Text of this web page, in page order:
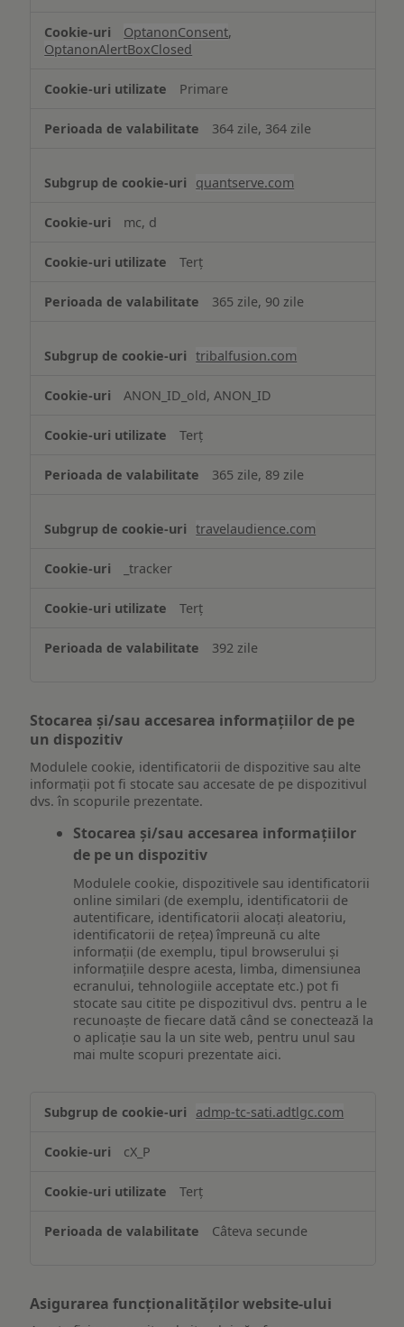
OptanonConsent,
OptanonAlertBoxClosed
Primare
364 zile, 364 zile
quantserve.com
mc, d
Terț
365 zile, 90 zile
tribalfusion.com
ANON_ID_old, ANON_ID
Terț
365 zile, 89 zile
travelaudience.com
_tracker
Terț
392 zile
Stocarea și/sau accesarea informațiilor de pe
un dispozitiv
Modulele cookie, identificatorii de dispozitive sau alte
informații pot fi stocate sau accesate de pe dispozitivul
dvs. în scopurile prezentate.
Stocarea și/sau accesarea informațiilor
de pe un dispozitiv
Modulele cookie, dispozitivele sau identificatorii
online similari (de exemplu, identificatorii de
autentificare, identificatorii alocați aleatoriu,
identificatorii de rețea) împreună cu alte
informații (de exemplu, tipul browserului și
informațiile despre acesta, limba, dimensiunea
ecranului, tehnologiile acceptate etc.) pot fi
stocate sau citite pe dispozitivul dvs. pentru a le
recunoaște de fiecare dată când se conectează la
o aplicație sau la un site web, pentru unul sau
mai multe scopuri prezentate aici.
și/sau
informațiilor
pe
dispozitiv
admp-tc-sati.adtlgc.com
cX_P
Terț
Câteva secunde
Asigurarea funcționalităților website-ului